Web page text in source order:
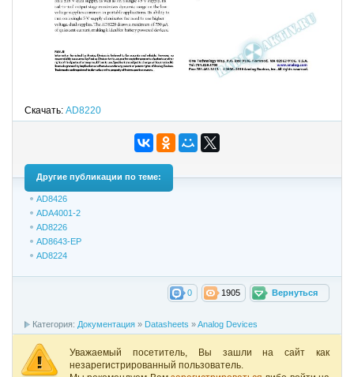
Скачать: AD8220
Другие публикации по теме:
AD8426
ADA4001-2
AD8226
AD8643-EP
AD8224
Вернуться
1905
0
Категория: Документация » Datasheets »Analog Devices
Уважаемый посетитель, Вы зашли на сайт как
незарегистрированный пользователь.